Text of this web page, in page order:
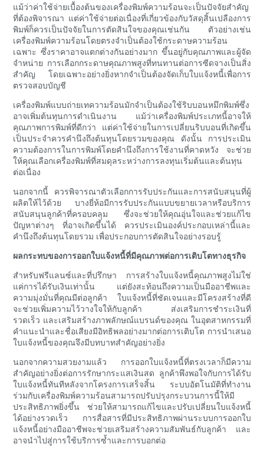
แม้ว่าค่าใช้จ่ายเบื้องต้นของเครื่องพิมพ์ความร้อนจะเป็นปัจจัยสำคัญ
ที่ต้องพิจารณา แต่ค่าใช้จ่ายต่อเนื่องที่เกี่ยวข้องกับวัสดุสิ้นเปลืองการ
พิมพ์ก็ควรเป็นปัจจัยในการตัดสินใจของคุณเช่นกัน ตัวอย่างเช่น
เครื่องพิมพ์ความร้อนโดยตรงจำเป็นต้องใช้กระดาษความร้อน
เฉพาะ ซึ่งราคาอาจแตกต่างกันอย่างมาก ขึ้นอยู่กับคุณภาพและผู้จัด
จำหน่าย การเลือกกระดาษคุณภาพสูงที่ทนทานต่อการซีดจางเป็นสิ่ง
สำคัญ โดยเฉพาะอย่างยิ่งหากจำเป็นต้องจัดเก็บใบแจ้งหนี้เพื่อการ
ตรวจสอบบัญชี
เครื่องพิมพ์แบบถ่ายเทความร้อนมักจำเป็นต้องใช้ริบบอนหมึกพิมพ์ซึ่ง
อาจเพิ่มต้นทุนการดำเนินงาน แม้ว่าเครื่องพิมพ์ประเภทนี้อาจให้
คุณภาพการพิมพ์ที่ดีกว่า แต่ค่าใช้จ่ายในการเปลี่ยนริบบอนที่เกิดขึ้น
เป็นประจำควรคำนึงถึงต้นทุนโดยรวมของคุณ ดังนั้น การประเมิน
ความต้องการในการพิมพ์โดยคำนึงถึงการใช้งานที่คาดหวัง จะช่วย
ให้คุณเลือกเครื่องพิมพ์ที่สมดุลระหว่างการลงทุนเริ่มต้นและต้นทุน
ต่อเนื่อง
นอกจากนี้ ควรพิจารณาตัวเลือกการรับประกันและการสนับสนุนที่ผู้
ผลิตให้ไว้ด้วย บางยี่ห้อมีการรับประกันแบบขยายเวลาหรือบริการ
สนับสนุนลูกค้าที่ครอบคลุม ซึ่งจะช่วยให้คุณอุ่นใจและช่วยแก้ไข
ปัญหาต่างๆ ที่อาจเกิดขึ้นได้ ควรประเมินองค์ประกอบเหล่านี้และ
คำนึงถึงต้นทุนโดยรวม เพื่อประกอบการตัดสินใจอย่างรอบรู้
ผลกระทบของการออกใบแจ้งหนี้ที่มีคุณภาพต่อการเติบโตทางธุรกิจ
สำหรับฟรีแลนซ์และที่ปรึกษา การสร้างใบแจ้งหนี้คุณภาพสูงไม่ใช่
แค่การได้รับเงินเท่านั้น แต่ยังสะท้อนถึงความเป็นมืออาชีพและ
ความมุ่งมั่นที่คุณมีต่อลูกค้า ใบแจ้งหนี้ที่ชัดเจนและมีโครงสร้างที่ดี
จะช่วยเพิ่มความไว้วางใจให้กับลูกค้า ส่งเสริมการชำระเงินที่
รวดเร็ว และเสริมสร้างภาพลักษณ์แบรนด์ของคุณ ในอุตสาหกรรมที่
คำแนะนำและชื่อเสียงมีอิทธิพลอย่างมากต่อการเติบโต การนำเสนอ
ใบแจ้งหนี้ของคุณจึงมีบทบาทสำคัญอย่างยิ่ง
นอกจากความสวยงามแล้ว การออกใบแจ้งหนี้ที่ตรงเวลาก็มีความ
สำคัญอย่างยิ่งต่อการรักษากระแสเงินสด ลูกค้าพึงพอใจกับการได้รับ
ใบแจ้งหนี้ทันทีหลังจากโครงการเสร็จสิ้น ระบบอัตโนมัติที่ทำงาน
ร่วมกับเครื่องพิมพ์ความร้อนสามารถปรับปรุงกระบวนการนี้ให้มี
ประสิทธิภาพยิ่งขึ้น ช่วยให้สามารถแก้ไขและปรับเปลี่ยนใบแจ้งหนี้
ได้อย่างรวดเร็ว การสื่อสารที่มีประสิทธิภาพผ่านระบบการออกใบ
แจ้งหนี้อย่างมืออาชีพจะช่วยเสริมสร้างความสัมพันธ์กับลูกค้า และ
อาจนำไปสู่การใช้บริการซ้ำและการบอกต่อ